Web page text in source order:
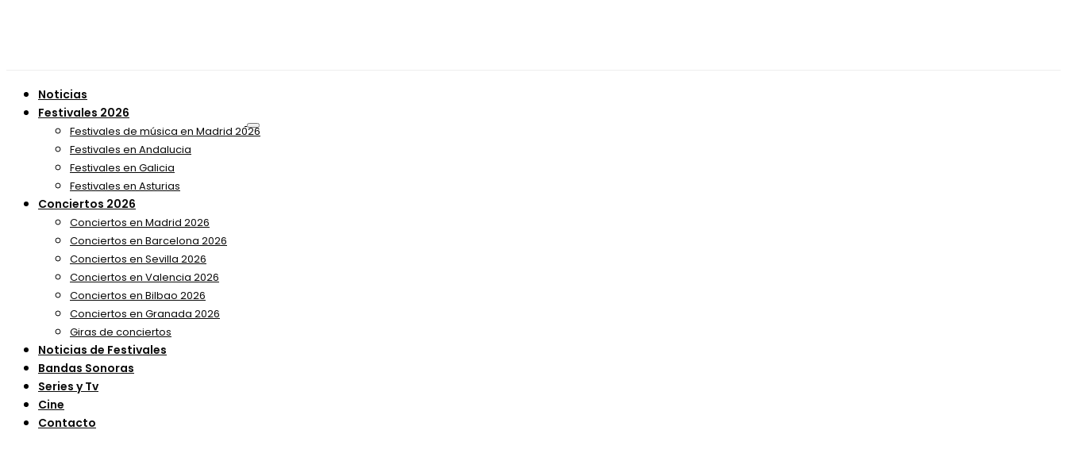
Noticias
Festivales 2026
Festivales de música en Madrid 2026
Festivales en Andalucia
Festivales en Galicia
Festivales en Asturias
Conciertos 2026
Conciertos en Madrid 2026
Conciertos en Barcelona 2026
Conciertos en Sevilla 2026
Conciertos en Valencia 2026
Conciertos en Bilbao 2026
Conciertos en Granada 2026
Giras de conciertos
Noticias de Festivales
Bandas Sonoras
Series y Tv
Cine
Contacto